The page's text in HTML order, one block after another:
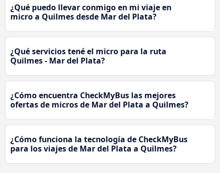
¿Qué puedo llevar conmigo en mi viaje en
micro a Quilmes desde Mar del Plata?
¿Qué servicios tené el micro para la ruta
Quilmes - Mar del Plata?
¿Cómo encuentra CheckMyBus las mejores
ofertas de micros de Mar del Plata a Quilmes?
¿Cómo funciona la tecnología de CheckMyBus
para los viajes de Mar del Plata a Quilmes?